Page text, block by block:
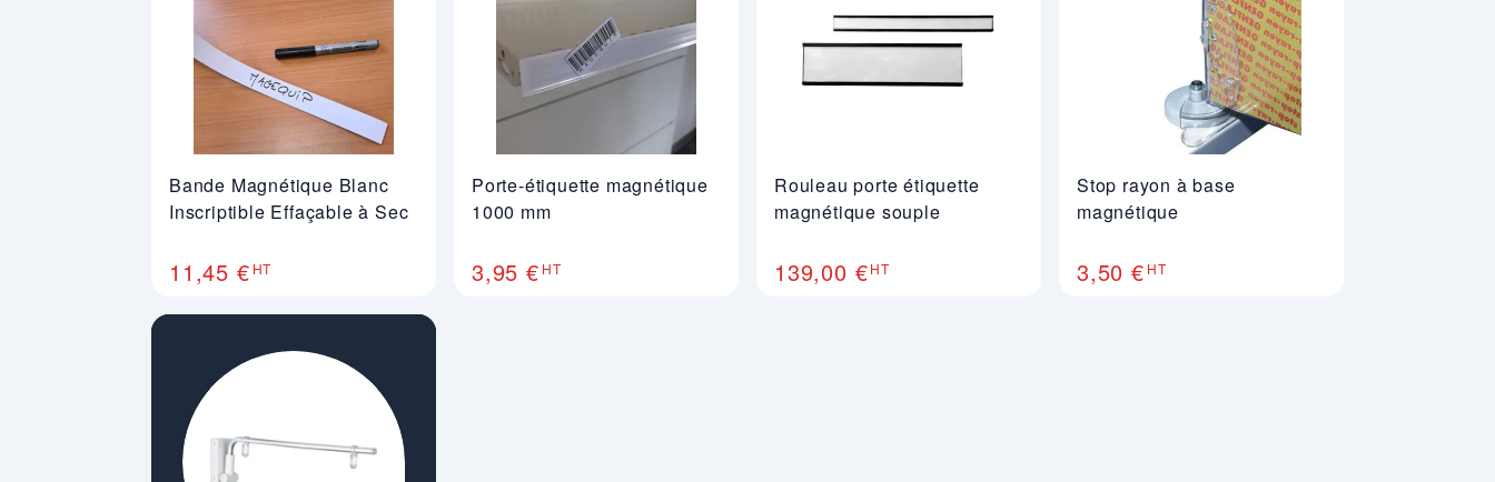
Bande Magnétique Blanc
Inscriptible Effaçable à Sec
11,45 € HT
Porte-étiquette magnétique
1000 mm
3,95 € HT
Rouleau porte étiquette
magnétique souple
139,00 €HT
Stop rayon à base
magnétique
3,50 € HT